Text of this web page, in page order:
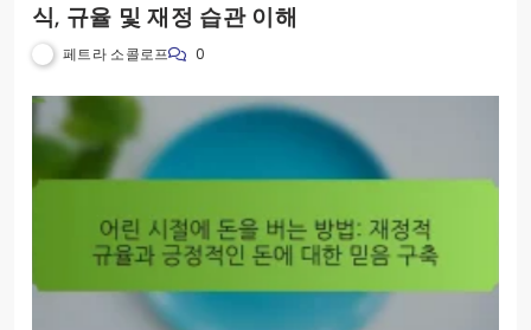
식, 규율 및 재정 습관 이해
페트라 소콜로프 0